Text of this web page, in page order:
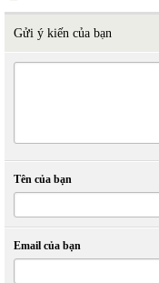
Gửi ý kiến của bạn
Tên của bạn
Email của bạn